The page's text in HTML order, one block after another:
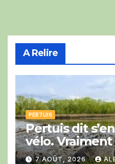
A Relire
PERTUIS
Pertuis dit
vélo. Vraiment
7 AOÛT, 2026